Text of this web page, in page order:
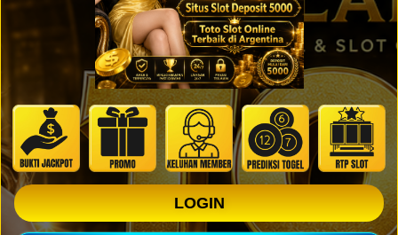
LOGIN